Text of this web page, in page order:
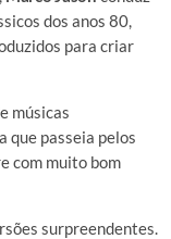
dos anos 80,
para criar
músicas
que passeia pelos
com muito bom
surpreendentes.